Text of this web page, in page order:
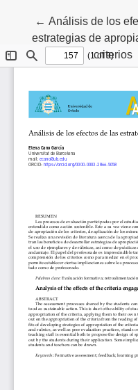
←Volver a los
Análisis de los
estrategias de
criterios